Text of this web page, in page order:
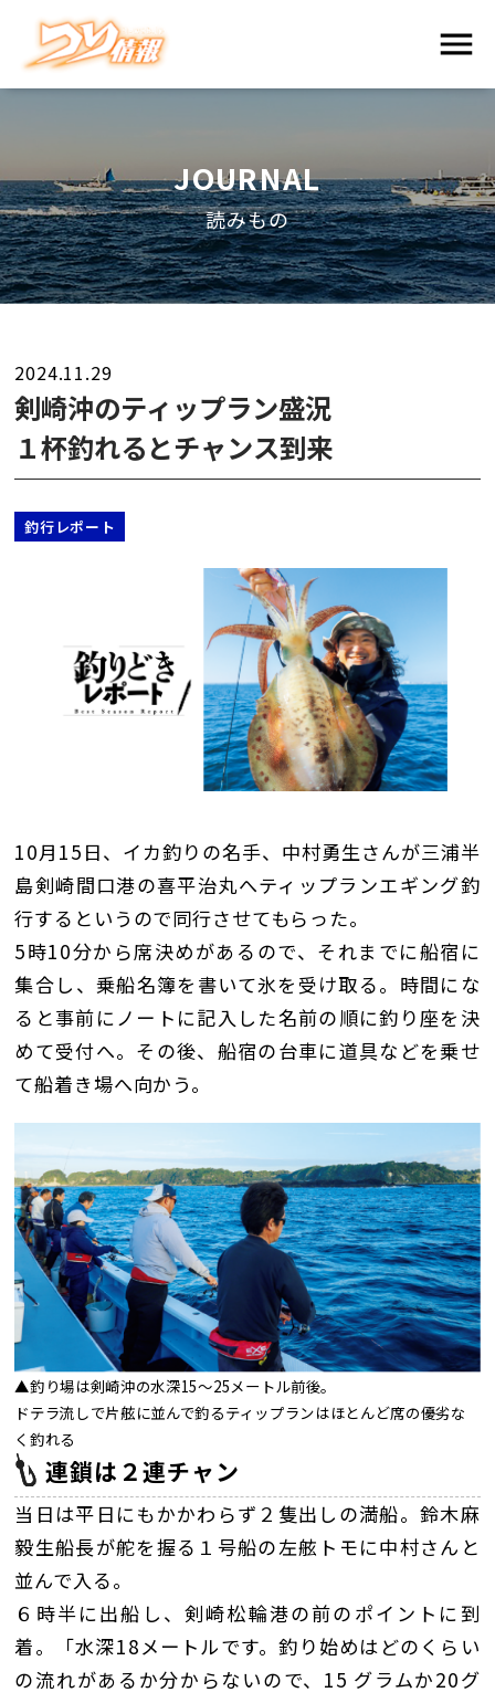
JOURNAL
読みもの
2024.11.29
剣崎沖のティップラン盛況
１杯釣れるとチャンス到来
釣行レポート
10月15日、イカ釣りの名手、中村勇生さんが三浦半
島剣崎間口港の喜平治丸へティップランエギング釣
行するというので同行させてもらった。
5時10分から席決めがあるので、それまでに船宿に
集合し、乗船名簿を書いて氷を受け取る。時間にな
ると事前にノートに記入した名前の順に釣り座を決
めて受付へ。その後、船宿の台車に道具などを乗せ
て船着き場へ向かう。
▲釣り場は剣崎沖の水深15～25メートル前後。
ドテラ流しで片舷に並んで釣るティップランはほとんど席の優劣な
く釣れる
連鎖は２連チャン
当日は平日にもかかわらず２隻出しの満船。鈴木麻
毅生船長が舵を握る１号船の左舷トモに中村さんと
並んで入る。
６時半に出船し、剣崎松輪港の前のポイントに到
着。「水深18メートルです。釣り始めはどのくらい
の流れがあるか分からないので、15 グラムか20グ